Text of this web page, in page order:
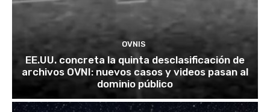
OVNIS
EE.UU. concreta la quinta desclasificación de
archivos OVNI: nuevos casos y videos pasan al
dominio público